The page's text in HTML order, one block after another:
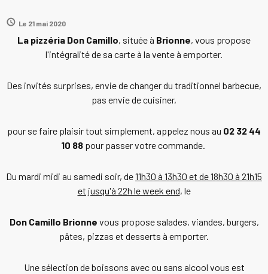
Le 21 mai 2020
La pizzéria Don Camillo, située à Brionne, vous propose
l'intégralité de sa carte à la vente à emporter.
Des invités surprises, envie de changer du traditionnel barbecue,
pas envie de cuisiner,
pour se faire plaisir tout simplement, appelez nous au 02 32 44
10 88 pour passer votre commande.
Du mardi midi au samedi soir, de11h30 à 13h30 et de 18h30 à 21h15
et jusqu'à 22h le week end, le
Don Camillo Brionne vous propose salades, viandes, burgers,
pâtes, pizzas et desserts à emporter.
Une sélection de boissons avec ou sans alcool vous est